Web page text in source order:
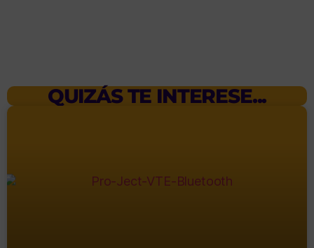
QUIZÁS TE INTERESE...